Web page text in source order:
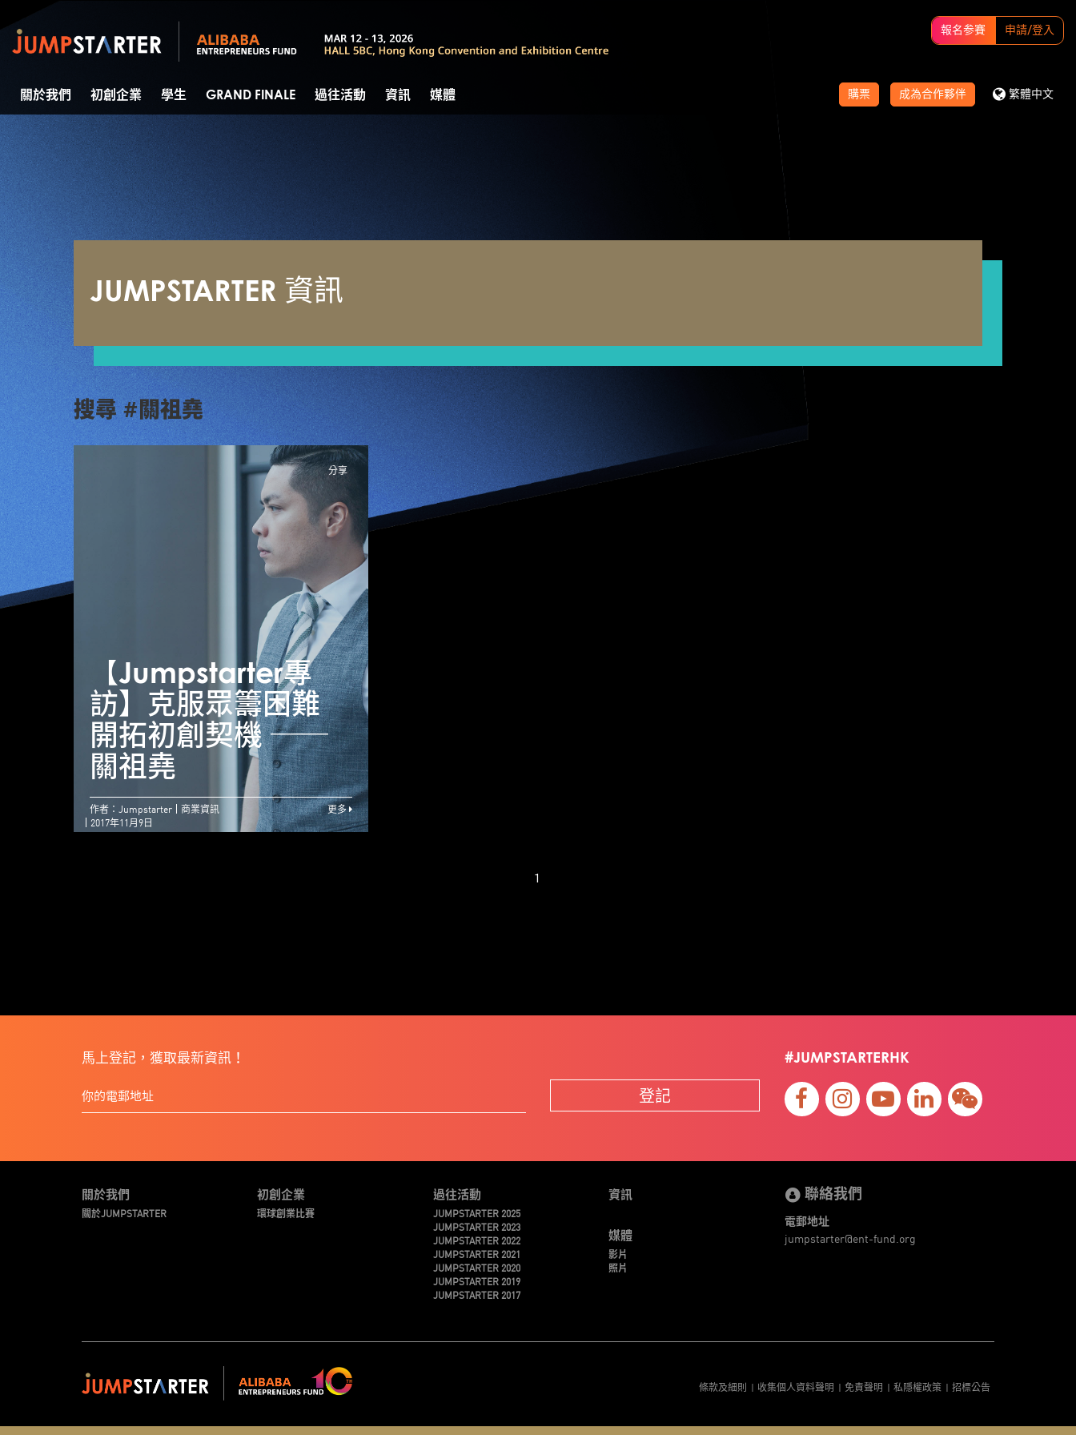
報名参賽 申請/登入
購票 成為合作夥伴 繁體中文
關於我們 初創企業 學生 GRAND FINALE 過往活動 資訊 媒體
JUMPSTARTER 資訊
搜尋 #關祖堯
分享
【Jumpstarter專
訪】克服眾籌困難
開拓初創契機 ──
關祖堯
作者：Jumpstarter
商業資訊
2017年11月9日
更多
1
馬上登記，獲取最新資訊！
登記
#JUMPSTARTERHK
關於我們
關於JUMPSTARTER
初創企業
環球創業比賽
過往活動
JUMPSTARTER 2025
JUMPSTARTER 2023
JUMPSTARTER 2022
JUMPSTARTER 2021
JUMPSTARTER 2020
JUMPSTARTER 2019
JUMPSTARTER 2017
資訊
媒體
影片
照片
聯絡我們
電郵地址
jumpstarter@ent-fund.org
條款及細則 收集個人資料聲明 免責聲明 私隱權政策 招標公告